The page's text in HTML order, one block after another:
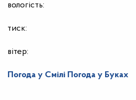
вологість:
тиск:
вітер:
Погода у Смілі Погода у Буках